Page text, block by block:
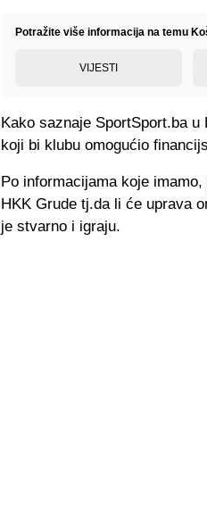
Potražite više informacija na temu
VIJESTI
Kako saznaje SportSport.ba
koji bi klubu omogućio
Po informacijama koje
HKK Grude tj.da li će uprava
je stvarno i igraju.